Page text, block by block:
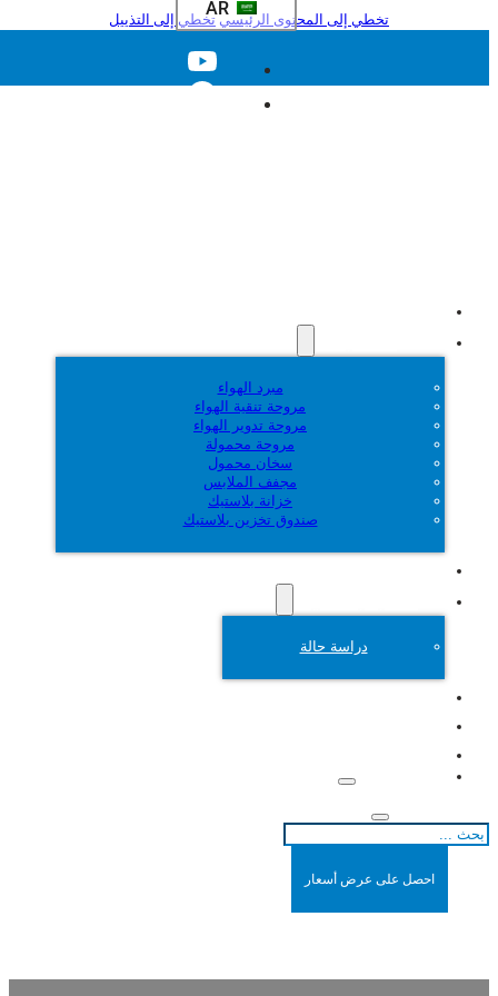
تخطي إلى المحتوى الرئيسيتخطي إلى التذييل AR
الصفحة الرئيسية
مبرد الهواء
مروحة تنقية الهواء
مروحة تدوير الهواء
مروحة محمولة
سخان محمول
مجفف الملابس
خزانة بلاستيك
صندوق تخزين بلاستيك
دراسة حالة
احصل على عرض أسعار